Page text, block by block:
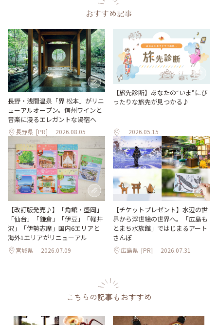
おすすめ記事
長野・浅間温泉「界 松本」がリニ
ューアルオープン。信州ワインと
音楽に浸るエレガントな湯宿へ
長野県 [PR] 2026.08.05
【旅先診断】あなたの“いま”にぴ
ったりな旅先が見つかる♪
2026.05.15
【改訂版発売♪】「角館・盛岡」
「仙台」「鎌倉」「伊豆」「軽井
沢」「伊勢志摩」国内6エリアと
海外1エリアがリニューアル
宮城県 2026.07.09
【チケットプレゼント】水辺の世
界から浮世絵の世界へ。「広島も
とまち水族館」ではじまるアート
さんぽ
広島県 [PR] 2026.07.31
こちらの記事もおすすめ